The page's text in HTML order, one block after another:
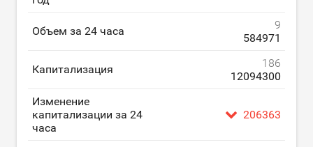
Объем за 24 часа
9
584971
Капитализация
186
12094300
Изменение
капитализации за 24
часа
206363